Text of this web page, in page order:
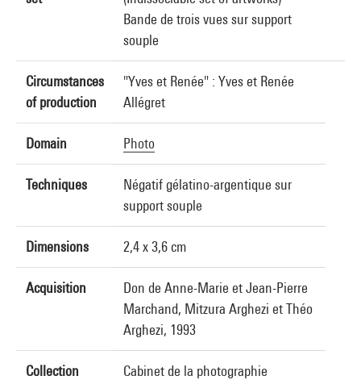
Bande de trois vues sur support
souple
Circumstances
of production
"Yves et Renée" : Yves et Renée
Allégret
Domain Photo
Techniques
Négatif gélatino-argentique sur
support souple
Dimensions 2,4 x 3,6 cm
Acquisition
Don de Anne-Marie et Jean-Pierre
Marchand, Mitzura Arghezi et Théo
Arghezi, 1993
Collection
Cabinet de la photographie